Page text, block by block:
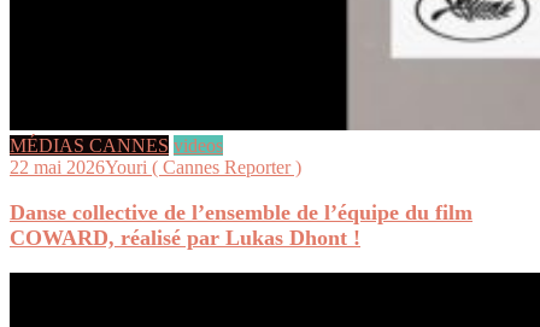
MÉDIAS CANNES videos
22 mai 2026Youri ( Cannes Reporter )
Danse collective de l’ensemble de l’équipe du film
COWARD, réalisé par Lukas Dhont !